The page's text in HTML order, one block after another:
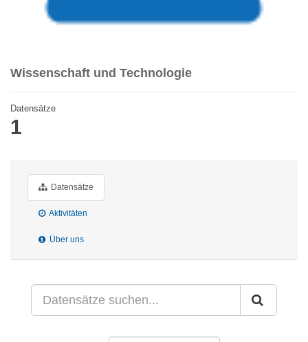
Wissenschaft und Technologie
Datensätze
1
Datensätze
Aktivitäten
Über uns